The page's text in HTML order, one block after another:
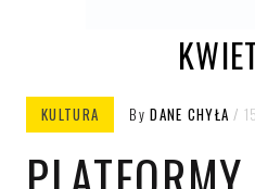
KULTURA ByDANE CHYŁA